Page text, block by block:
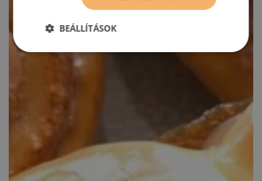
BEÁLLÍTÁSOK